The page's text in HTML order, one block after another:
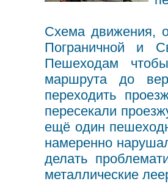
Схема движения,
Пограничной и
Пешеходам
маршрута до
переходить
пересекали
ещё один
намеренно
делать
металлические